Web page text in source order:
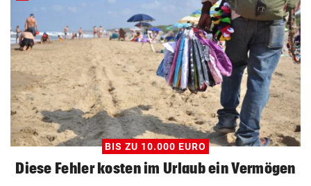
BIS ZU 10.000 EURO
Diese Fehler kosten im Urlaub ein Vermögen